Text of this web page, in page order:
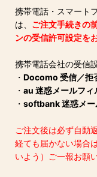
携帯電話・スマート
は、 ご注文手続きの
ンの受信許可設定を
携帯電話会社の受信
・ Docomo 受信／拒
・ au 迷惑メールフィ
・ softbank 迷惑メー
ご注文後は必ず自動
経ても届かない場合
いよう）ご一報お願